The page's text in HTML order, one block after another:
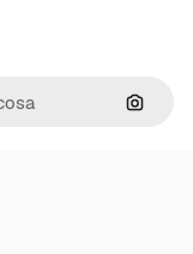
Cerca